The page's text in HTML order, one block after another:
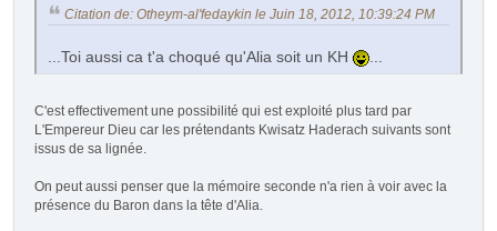
Citation de: Otheym-al'fedaykin le Juin 18, 2012, 10:39:24 PM
...Toi aussi ca t'a choqué qu'Alia soit un KH
C'est effectivement une possibilité qui est exploité plus tard par
L'Empereur Dieu car les prétendants Kwisatz Haderach suivants sont
issus de sa lignée.
On peut aussi penser que la mémoire seconde n'a rien à voir avec la
présence du Baron dans la tête d'Alia.